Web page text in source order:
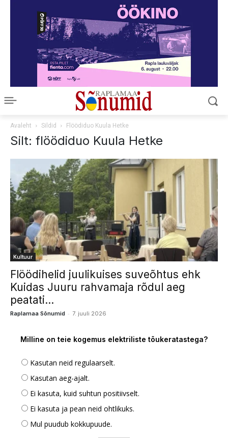
Avaleht Sildid Flöödiduo Kuula Hetke
Silt: flöödiduo Kuula Hetke
Kultuur
Flöödihelid juulikuises suveõhtus ehk
Kuidas Juuru rahvamaja rõdul aeg
peatati...
Raplamaa Sõnumid - 7. juuli 2026
Milline on teie kogemus elektriliste tõukeratastega?
Kasutan neid regulaarselt.
Kasutan aeg-ajalt.
Ei kasuta, kuid suhtun positiivselt.
Ei kasuta ja pean neid ohtlikuks.
Mul puudub kokkupuude.